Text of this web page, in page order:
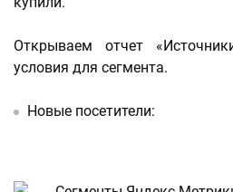
Открываем отчет
условия для сегмента.
Новые посетители: